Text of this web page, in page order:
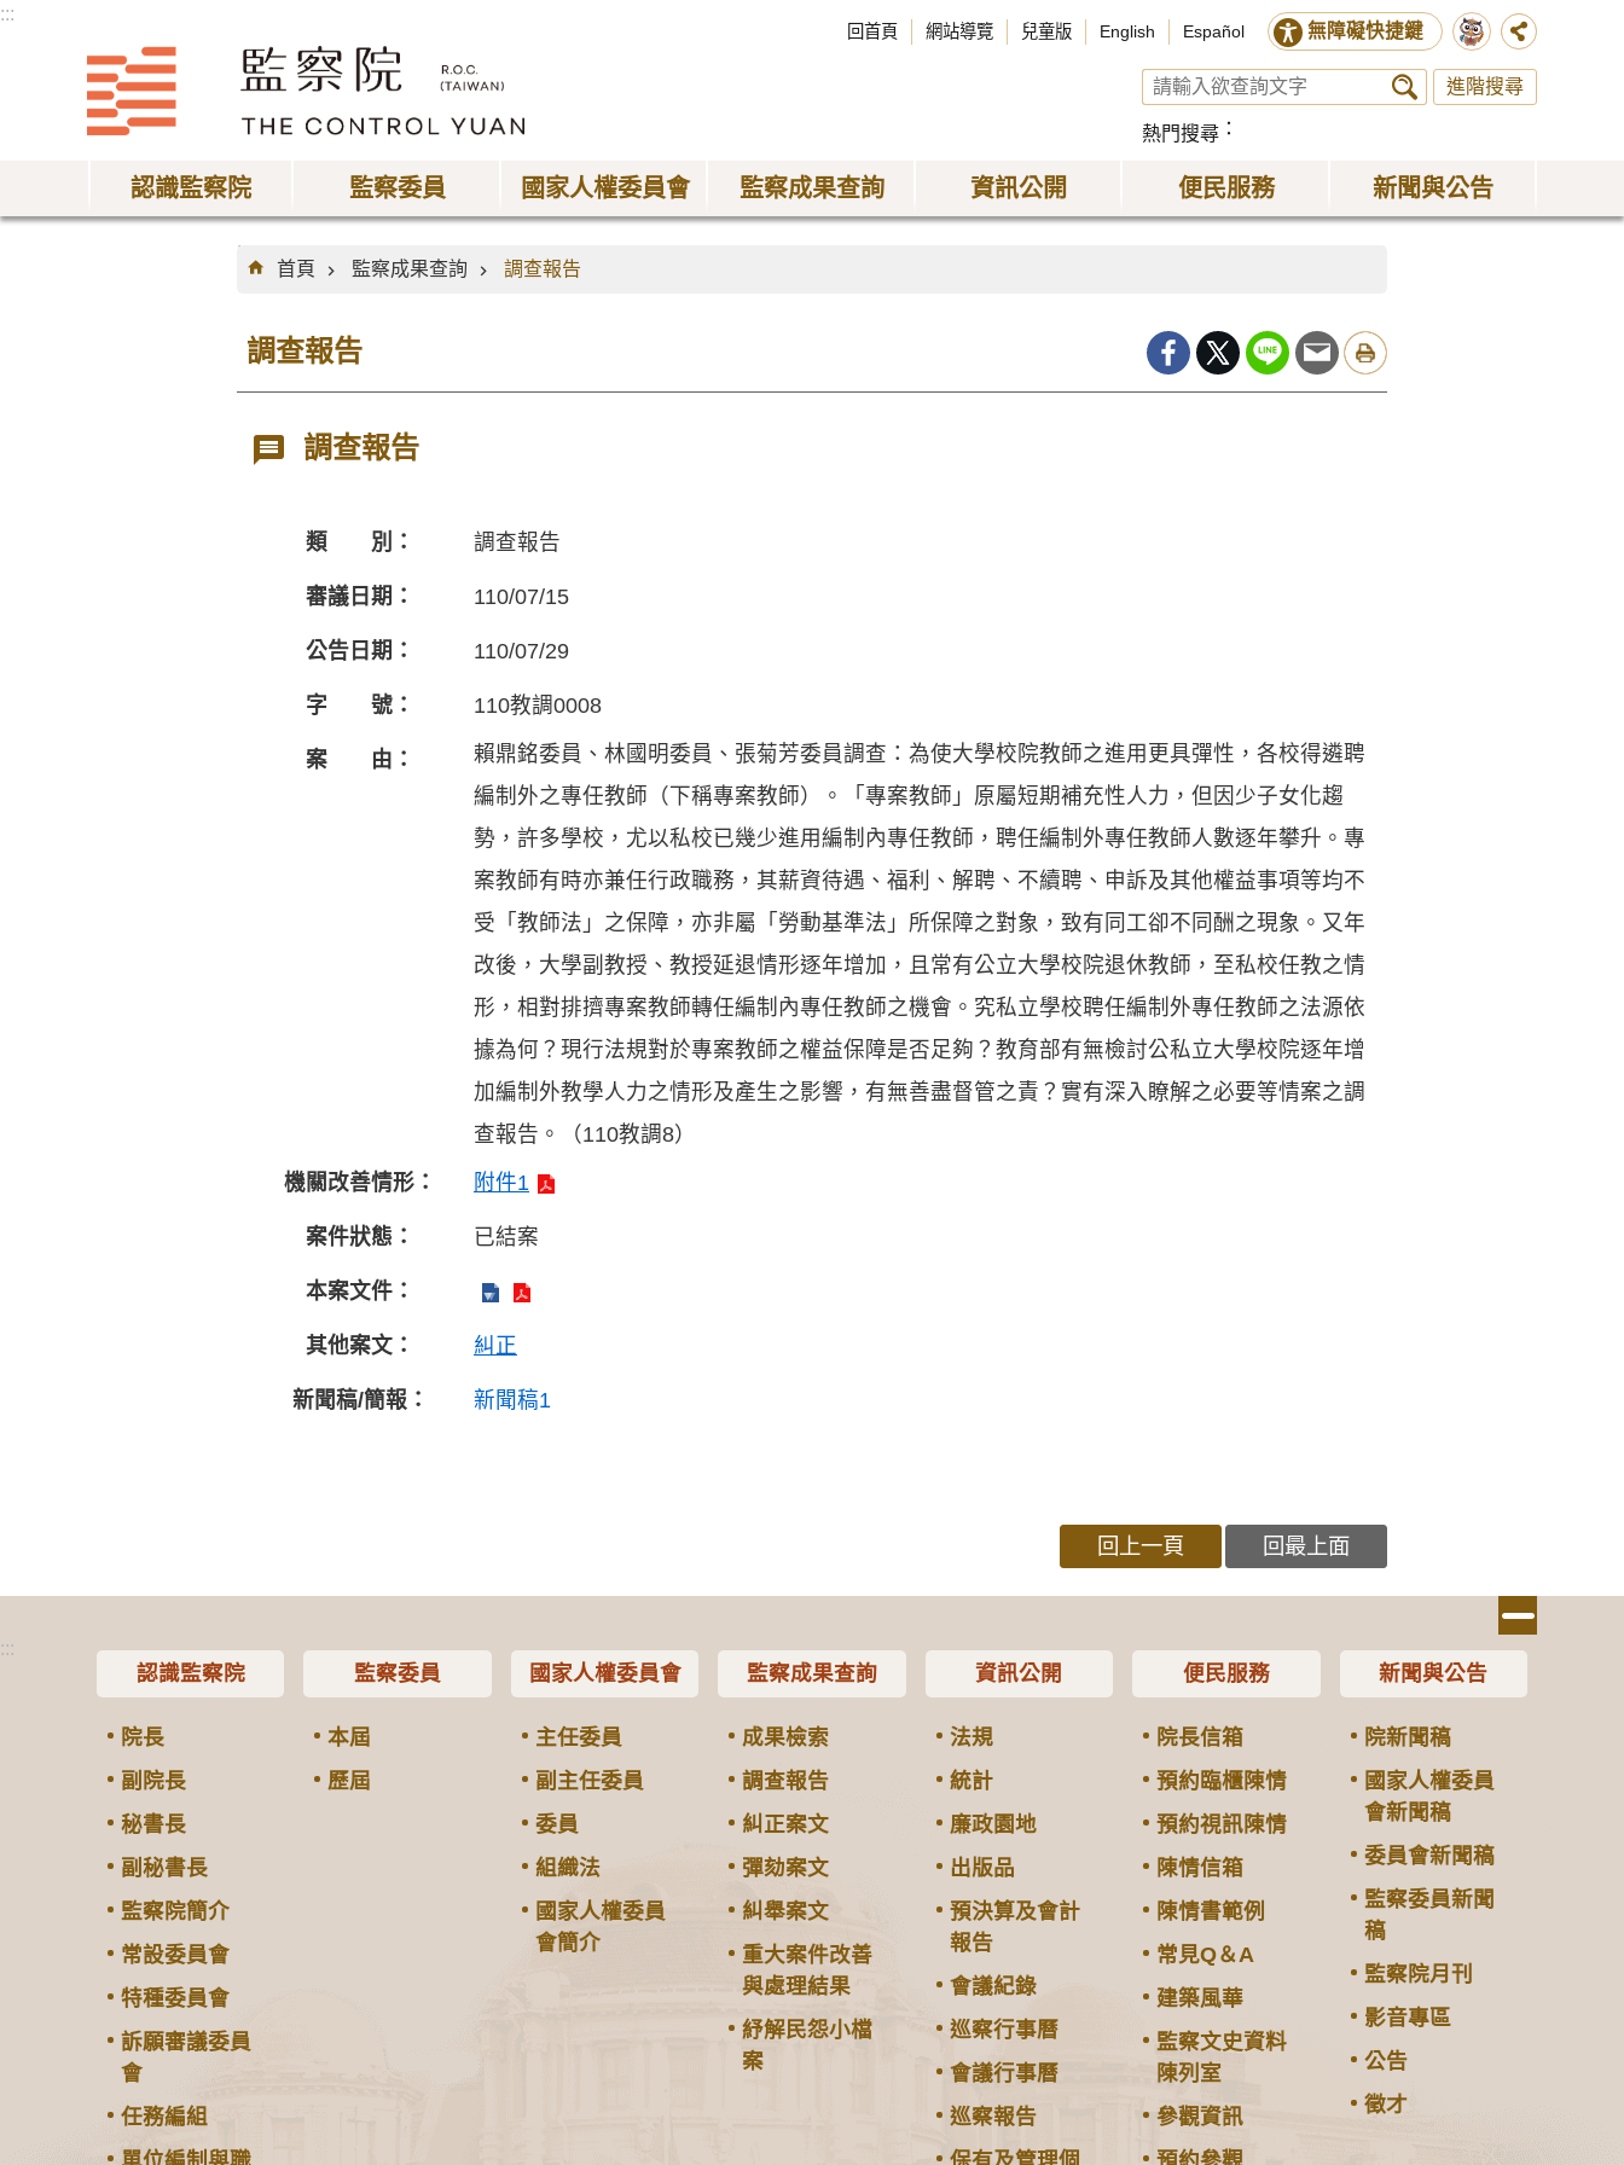
:::
回首頁 網站導覽 兒童版 English Español 無障礙快捷鍵
進階搜尋
熱門搜尋
認識監察院 監察委員 國家人權委員會 監察成果查詢 資訊公開 便民服務 新聞與公告
:::
首頁
監察成果查詢 調查報告
調查報告
調查報告
類 別： 調查報告
審議日期： 110/07/15
公告日期： 110/07/29
字 號： 110教調0008
案 由：
賴鼎銘委員、林國明委員、張菊芳委員調查：為使大學校院教師之進用更具彈性，各校得遴聘
編制外之專任教師（下稱專案教師）。「專案教師」原屬短期補充性人力，但因少子女化趨
勢，許多學校，尤以私校已幾少進用編制內專任教師，聘任編制外專任教師人數逐年攀升。專
案教師有時亦兼任行政職務，其薪資待遇、福利、解聘、不續聘、申訴及其他權益事項等均不
受「教師法」之保障，亦非屬「勞動基準法」所保障之對象，致有同工卻不同酬之現象。又年
改後，大學副教授、教授延退情形逐年增加，且常有公立大學校院退休教師，至私校任教之情
形，相對排擠專案教師轉任編制內專任教師之機會。究私立學校聘任編制外專任教師之法源依
據為何？現行法規對於專案教師之權益保障是否足夠？教育部有無檢討公私立大學校院逐年增
加編制外教學人力之情形及產生之影響，有無善盡督管之責？實有深入瞭解之必要等情案之調
查報告。（110教調8）
機關改善情形：
附件1
案件狀態： 已結案
本案文件：
其他案文： 糾正
新聞稿/簡報： 新聞稿1
回上一頁 回最上面
:::
認識監察院
院長
副院長
秘書長
副秘書長
監察院簡介
常設委員會
特種委員會
訴願審議委員
會
任務編組
單位編制與職
監察委員
本屆
歷屆
國家人權委員會
主任委員
副主任委員
委員
組織法
國家人權委員
會簡介
監察成果查詢
成果檢索
調查報告
糾正案文
彈劾案文
糾舉案文
重大案件改善
與處理結果
紓解民怨小檔
案
資訊公開
法規
統計
廉政園地
出版品
預決算及會計
報告
會議紀錄
巡察行事曆
會議行事曆
巡察報告
保有及管理個
便民服務
院長信箱
預約臨櫃陳情
預約視訊陳情
陳情信箱
陳情書範例
常見Q＆A
建築風華
監察文史資料
陳列室
參觀資訊
預約參觀
新聞與公告
院新聞稿
國家人權委員
會新聞稿
委員會新聞稿
監察委員新聞
稿
監察院月刊
影音專區
公告
徵才